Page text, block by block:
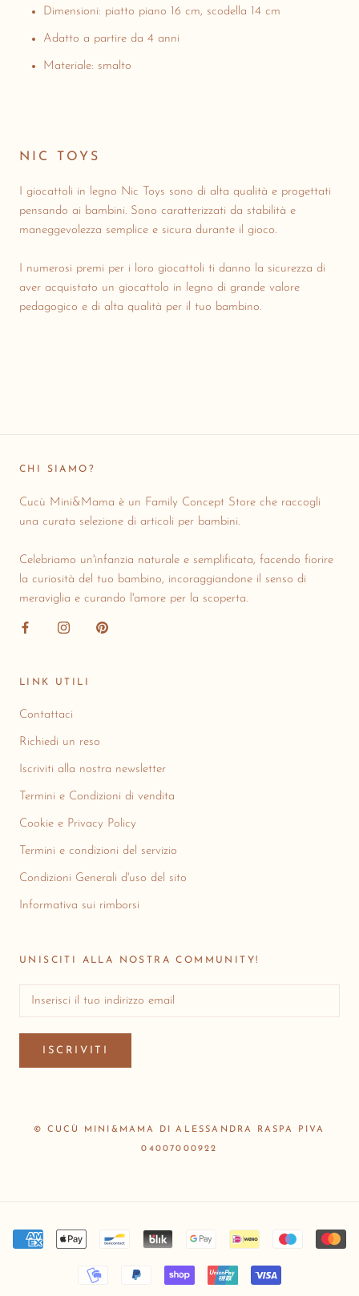
Dimensioni: piatto piano 16 cm, scodella 14 cm
Adatto a partire da 4 anni
Materiale: smalto
NIC TOYS
I giocattoli in legno Nic Toys sono di alta qualità e progettati
pensando ai bambini. Sono caratterizzati da stabilità e
maneggevolezza semplice e sicura durante il gioco.
I numerosi premi per i loro giocattoli ti danno la sicurezza di
aver acquistato un giocattolo in legno di grande valore
pedagogico e di alta qualità per il tuo bambino.
CHI SIAMO?
Cucù Mini&Mama è un Family Concept Store che raccogli
una curata selezione di articoli per bambini.
Celebriamo un'infanzia naturale e semplificata, facendo fiorire
la curiosità del tuo bambino, incoraggiandone il senso di
meraviglia e curando l'amore per la scoperta.
LINK UTILI
Contattaci
Richiedi un reso
Iscriviti alla nostra newsletter
Termini e Condizioni di vendita
Cookie e Privacy Policy
Termini e condizioni del servizio
Condizioni Generali d'uso del sito
Informativa sui rimborsi
UNISCITI ALLA NOSTRA COMMUNITY!
ISCRIVITI
© CUCÙ MINI&MAMA DI ALESSANDRA RASPA PIVA
04007000922